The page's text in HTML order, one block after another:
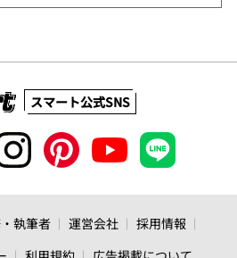
スマート公式SNS
執筆者 運営会社
採用情報